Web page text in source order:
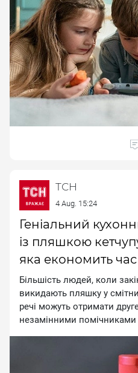
ТСН
4 Aug. 15:24
Геніальний
із пляшкою
яка економить
Більшість людей, коли
викидають пляшку у
речі можуть отримати
незамінними помічниками